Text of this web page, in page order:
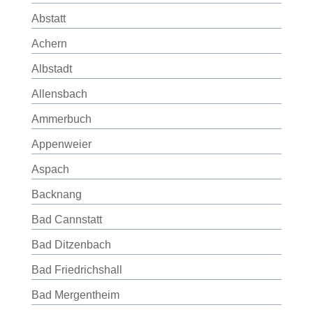
Abstatt
Achern
Albstadt
Allensbach
Ammerbuch
Appenweier
Aspach
Backnang
Bad Cannstatt
Bad Ditzenbach
Bad Friedrichshall
Bad Mergentheim